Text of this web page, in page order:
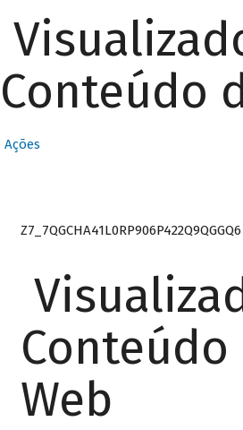
Conteúdo
Ações
Z7_7QGCHA41L0RP906P422Q9QGGQ6
Conteúdo
Web